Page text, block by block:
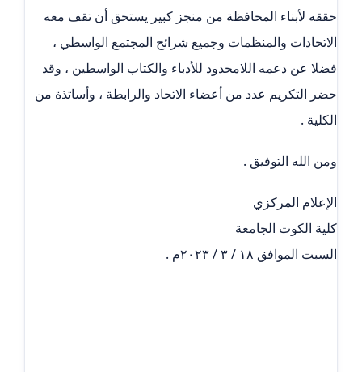
حققه لأبناء المحافظة من منجز كبير يستحق أن تقف معه
الاتحادات والمنظمات وجميع شرائح المجتمع الواسطي ،
فضلا عن دعمه اللامحدود للأدباء والكتاب الواسطين ، وقد
حضر التكريم عدد من أعضاء الاتحاد والرابطة ، وأساتذة من
الكلية .
ومن الله التوفيق .
الإعلام المركزي
كلية الكوت الجامعة
السبت الموافق ١٨ / ٣ / ٢٠٢٣م .